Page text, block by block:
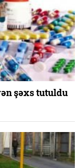
şəxs tutuldu